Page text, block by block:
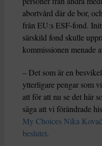
abortvård där de bor,
från EU:s ESF-fond.
särskild fond skulle
kommissionen menade
– Det som är en
ytterligare pengar som
att för att nu se det här
säga att vi förändrade
My Choices Nika
beslutet.